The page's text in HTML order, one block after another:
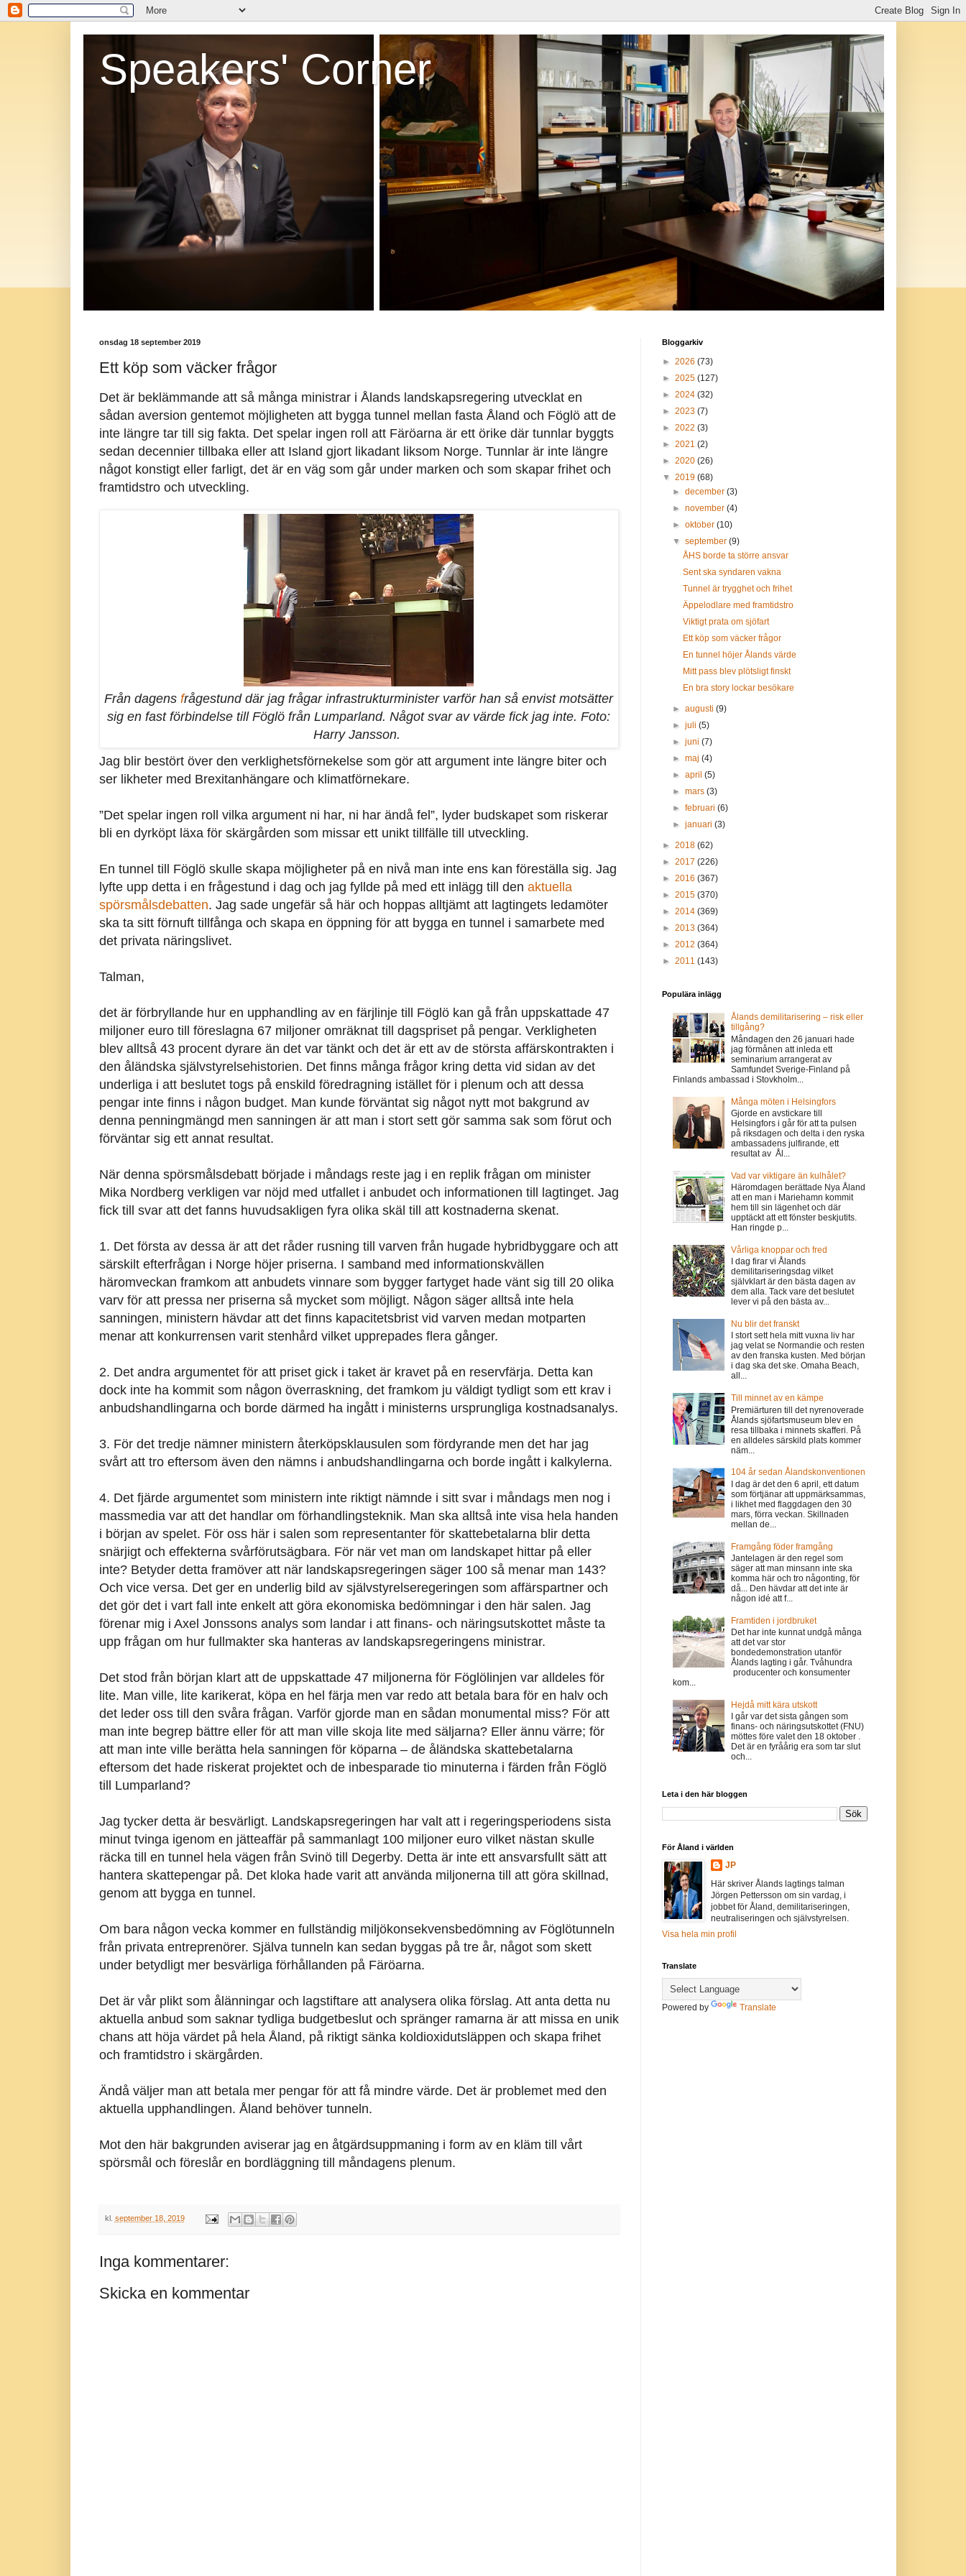
Speakers' Corner
onsdag 18 september 2019
Ett köp som väcker frågor
Det är beklämmande att så många ministrar i Ålands landskapsregering utvecklat en
sådan aversion gentemot möjligheten att bygga tunnel mellan fasta Åland och Föglö att de
inte längre tar till sig fakta. Det spelar ingen roll att Färöarna är ett örike där tunnlar byggts
sedan decennier tillbaka eller att Island gjort likadant liksom Norge. Tunnlar är inte längre
något konstigt eller farligt, det är en väg som går under marken och som skapar frihet och
framtidstro och utveckling.
Från dagens frågestund där jag frågar infrastrukturminister varför han så envist motsätter
sig en fast förbindelse till Föglö från Lumparland. Något svar av värde fick jag inte. Foto:
Harry Jansson.
Jag blir bestört över den verklighetsförnekelse som gör att argument inte längre biter och
ser likheter med Brexitanhängare och klimatförnekare.
”Det spelar ingen roll vilka argument ni har, ni har ändå fel”, lyder budskapet som riskerar
bli en dyrköpt läxa för skärgården som missar ett unikt tillfälle till utveckling.
En tunnel till Föglö skulle skapa möjligheter på en nivå man inte ens kan föreställa sig. Jag
lyfte upp detta i en frågestund i dag och jag fyllde på med ett inlägg till den aktuella
spörsmålsdebatten. Jag sade ungefär så här och hoppas alltjämt att lagtingets ledamöter
ska ta sitt förnuft tillfånga och skapa en öppning för att bygga en tunnel i samarbete med
det privata näringslivet.
Talman,
det är förbryllande hur en upphandling av en färjlinje till Föglö kan gå från uppskattade 47
miljoner euro till föreslagna 67 miljoner omräknat till dagspriset på pengar. Verkligheten
blev alltså 43 procent dyrare än det var tänkt och det är ett av de största affärskontrakten i
den åländska självstyrelsehistorien. Det finns många frågor kring detta vid sidan av det
underliga i att beslutet togs på enskild föredragning istället för i plenum och att dessa
pengar inte finns i någon budget. Man kunde förväntat sig något nytt mot bakgrund av
denna penningmängd men sanningen är att man i stort sett gör samma sak som förut och
förväntar sig ett annat resultat.
När denna spörsmålsdebatt började i måndags reste jag i en replik frågan om minister
Mika Nordberg verkligen var nöjd med utfallet i anbudet och informationen till lagtinget. Jag
fick till svar att det fanns huvudsakligen fyra olika skäl till att kostnaderna skenat.
1. Det första av dessa är att det råder rusning till varven från hugade hybridbyggare och att
särskilt efterfrågan i Norge höjer priserna. I samband med informationskvällen
häromveckan framkom att anbudets vinnare som bygger fartyget hade vänt sig till 20 olika
varv för att pressa ner priserna så mycket som möjligt. Någon säger alltså inte hela
sanningen, ministern hävdar att det finns kapacitetsbrist vid varven medan motparten
menar att konkurrensen varit stenhård vilket upprepades flera gånger.
2. Det andra argumentet för att priset gick i taket är kravet på en reservfärja. Detta kan
dock inte ha kommit som någon överraskning, det framkom ju väldigt tydligt som ett krav i
anbudshandlingarna och borde därmed ha ingått i ministerns ursprungliga kostnadsanalys.
3. För det tredje nämner ministern återköpsklausulen som fördyrande men det har jag
svårt att tro eftersom även den nämns i anbudshandlingarna och borde ingått i kalkylerna.
4. Det fjärde argumentet som ministern inte riktigt nämnde i sitt svar i måndags men nog i
massmedia var att det handlar om förhandlingsteknik. Man ska alltså inte visa hela handen
i början av spelet. För oss här i salen som representanter för skattebetalarna blir detta
snärjigt och effekterna svårförutsägbara. För när vet man om landskapet hittar på eller
inte? Betyder detta framöver att när landskapsregeringen säger 100 så menar man 143?
Och vice versa. Det ger en underlig bild av självstyrelseregeringen som affärspartner och
det gör det i vart fall inte enkelt att göra ekonomiska bedömningar i den här salen. Jag
förenar mig i Axel Jonssons analys som landar i att finans- och näringsutskottet måste ta
upp frågan om hur fullmakter ska hanteras av landskapsregeringens ministrar.
Det stod från början klart att de uppskattade 47 miljonerna för Föglölinjen var alldeles för
lite. Man ville, lite karikerat, köpa en hel färja men var redo att betala bara för en halv och
det leder oss till den svåra frågan. Varför gjorde man en sådan monumental miss? För att
man inte begrep bättre eller för att man ville skoja lite med säljarna? Eller ännu värre; för
att man inte ville berätta hela sanningen för köparna – de åländska skattebetalarna
eftersom det hade riskerat projektet och de inbesparade tio minuterna i färden från Föglö
till Lumparland?
Jag tycker detta är besvärligt. Landskapsregeringen har valt att i regeringsperiodens sista
minut tvinga igenom en jätteaffär på sammanlagt 100 miljoner euro vilket nästan skulle
räcka till en tunnel hela vägen från Svinö till Degerby. Detta är inte ett ansvarsfullt sätt att
hantera skattepengar på. Det kloka hade varit att använda miljonerna till att göra skillnad,
genom att bygga en tunnel.
Om bara någon vecka kommer en fullständig miljökonsekvensbedömning av Föglötunneln
från privata entreprenörer. Själva tunneln kan sedan byggas på tre år, något som skett
under betydligt mer besvärliga förhållanden på Färöarna.
Det är vår plikt som ålänningar och lagstiftare att analysera olika förslag. Att anta detta nu
aktuella anbud som saknar tydliga budgetbeslut och spränger ramarna är att missa en unik
chans att höja värdet på hela Åland, på riktigt sänka koldioxidutsläppen och skapa frihet
och framtidstro i skärgården.
Ändå väljer man att betala mer pengar för att få mindre värde. Det är problemet med den
aktuella upphandlingen. Åland behöver tunneln.
Mot den här bakgrunden aviserar jag en åtgärdsuppmaning i form av en kläm till vårt
spörsmål och föreslår en bordläggning till måndagens plenum.
kl. september 18, 2019
Inga kommentarer:
Skicka en kommentar
Bloggarkiv
► 2026 (73)
► 2025 (127)
► 2024 (32)
► 2023 (7)
► 2022 (3)
► 2021 (2)
► 2020 (26)
▼ 2019 (68)
► december (3)
► november (4)
► oktober (10)
▼ september (9)
ÅHS borde ta större ansvar
Sent ska syndaren vakna
Tunnel är trygghet och frihet
Äppelodlare med framtidstro
Viktigt prata om sjöfart
Ett köp som väcker frågor
En tunnel höjer Ålands värde
Mitt pass blev plötsligt finskt
En bra story lockar besökare
► augusti (9)
► juli (5)
► juni (7)
► maj (4)
► april (5)
► mars (3)
► februari (6)
► januari (3)
► 2018 (62)
► 2017 (226)
► 2016 (367)
► 2015 (370)
► 2014 (369)
► 2013 (364)
► 2012 (364)
► 2011 (143)
Populära inlägg
Ålands demilitarisering – risk eller
tillgång?
Måndagen den 26 januari hade
jag förmånen att inleda ett
seminarium arrangerat av
Samfundet Sverige-Finland på
Finlands ambassad i Stovkholm...
Många möten i Helsingfors
Gjorde en avstickare till
Helsingfors i går för att ta pulsen
på riksdagen och delta i den ryska
ambassadens julfirande, ett
resultat av Ål...
Vad var viktigare än kulhålet?
Häromdagen berättade Nya Åland
att en man i Mariehamn kommit
hem till sin lägenhet och där
upptäckt att ett fönster beskjutits.
Han ringde p...
Vårliga knoppar och fred
I dag firar vi Ålands
demilitariseringsdag vilket
självklart är den bästa dagen av
dem alla. Tack vare det beslutet
lever vi på den bästa av...
Nu blir det franskt
I stort sett hela mitt vuxna liv har
jag velat se Normandie och resten
av den franska kusten. Med början
i dag ska det ske. Omaha Beach,
all...
Till minnet av en kämpe
Premiärturen till det nyrenoverade
Ålands sjöfartsmuseum blev en
resa tillbaka i minnets skafferi. På
en alldeles särskild plats kommer
näm...
104 år sedan Ålandskonventionen
I dag är det den 6 april, ett datum
som förtjänar att uppmärksammas,
i likhet med flaggdagen den 30
mars, förra veckan. Skillnaden
mellan de...
Framgång föder framgång
Jantelagen är den regel som
säger att man minsann inte ska
komma här och tro någonting, för
då... Den hävdar att det inte är
någon idé att f...
Framtiden i jordbruket
Det har inte kunnat undgå många
att det var stor
bondedemonstration utanför
Ålands lagting i går. Tvåhundra
producenter och konsumenter
kom...
Hejdå mitt kära utskott
I går var det sista gången som
finans- och näringsutskottet (FNU)
möttes före valet den 18 oktober .
Det är en fyråårig era som tar slut
och...
Leta i den här bloggen
För Åland i världen
JP
Här skriver Ålands lagtings talman
Jörgen Pettersson om sin vardag, i
jobbet för Åland, demilitariseringen,
neutraliseringen och självstyrelsen.
Visa hela min profil
Translate
Powered by Translate